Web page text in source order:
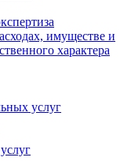
имуществе и
характера
услуг